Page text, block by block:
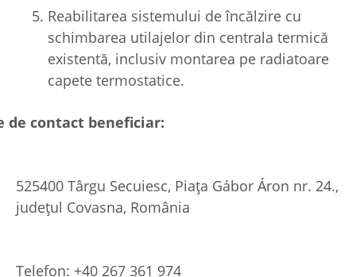
Reabilitarea sistemului de încălzire cu
schimbarea utilajelor din centrala termică
existentă, inclusiv montarea pe radiatoare
capete termostatice.
de contact beneficiar:
525400 Târgu Secuiesc, Piaţa Gábor Áron nr. 24.,
judeţul Covasna, România
Telefon: +40 267 361 974